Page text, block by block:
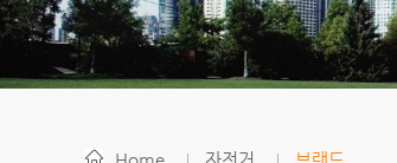
Home 자전거 브랜드